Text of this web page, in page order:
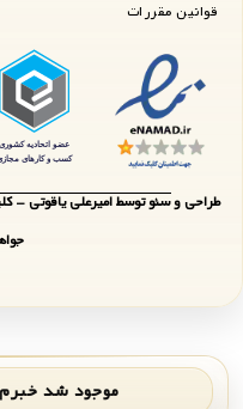
موجود شد
قوانین مقررات
طراحی و سئو توسط امیرعلی یاقوتی -